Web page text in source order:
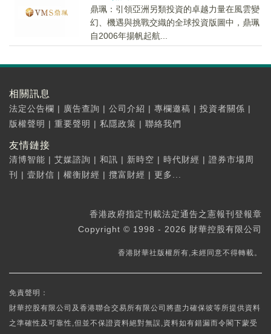
鼎珮：引領亞洲另類投資的卓越力量在風雲變
幻、機遇與挑戰交織的全球投資版圖中，鼎珮
自2006年揚帆起航...
相關訊息
法定公告欄 | 廣告查詢 | 公司介紹 | 專欄邀稿 | 投資者關係 |
版權聲明 | 重要聲明 | 私隱政策 | 聯絡我們
友情鏈接
清博智能 | 艾媒諮詢 | 和訊 | 新時空 | 時代財經 | 證券市場周
刊
| 壹財信 | 權衡財經 | 攬富財經 | 更多...
香港政府指定刊載法定通告之憲報刊登報章
Copyright © 1998 - 2026 財華控股有限公司
香港財華社版權所有,未經同意不得轉載。
免責聲明：
財華控股有限公司及香港聯合交易所有限公司將盡力確保彼等所提供資料
之準確性及可靠性,但並不保證資料絕對無誤,資料如有錯漏而令閣下蒙受